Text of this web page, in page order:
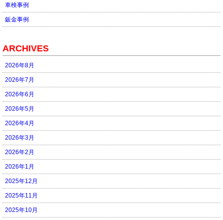
車検事例
鈑金事例
ARCHIVES
2026年8月
2026年7月
2026年6月
2026年5月
2026年4月
2026年3月
2026年2月
2026年1月
2025年12月
2025年11月
2025年10月